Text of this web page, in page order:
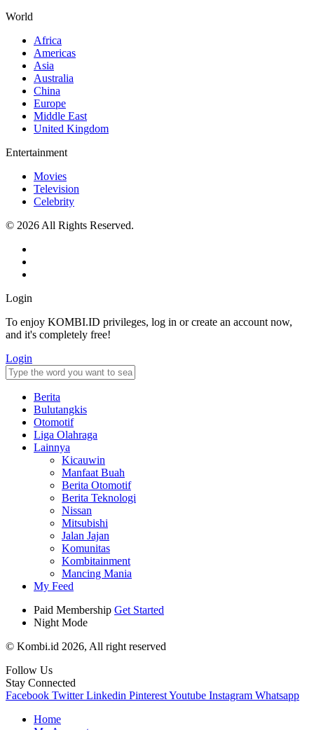
World
Africa
Americas
Asia
Australia
China
Europe
Middle East
United Kingdom
Entertainment
Movies
Television
Celebrity
© 2026 All Rights Reserved.
Login
To enjoy KOMBI.ID privileges, log in or create an account now,
and it's completely free!
Login
Berita
Bulutangkis
Otomotif
Liga Olahraga
Lainnya
Kicauwin
Manfaat Buah
Berita Otomotif
Berita Teknologi
Nissan
Mitsubishi
Jalan Jajan
Komunitas
Kombitainment
Mancing Mania
My Feed
Paid Membership Get Started
Night Mode
© Kombi.id 2026, All right reserved
Follow Us
Stay Connected
Facebook Twitter Linkedin PinterestYoutube Instagram Whatsapp
Home